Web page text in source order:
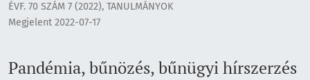
ÉVF. 70 SZÁM 7 (2022), TANULMÁNYOK
Pandémia, bűnözés, bűnügyi hírszerzés
Megjelent 2022-07-17